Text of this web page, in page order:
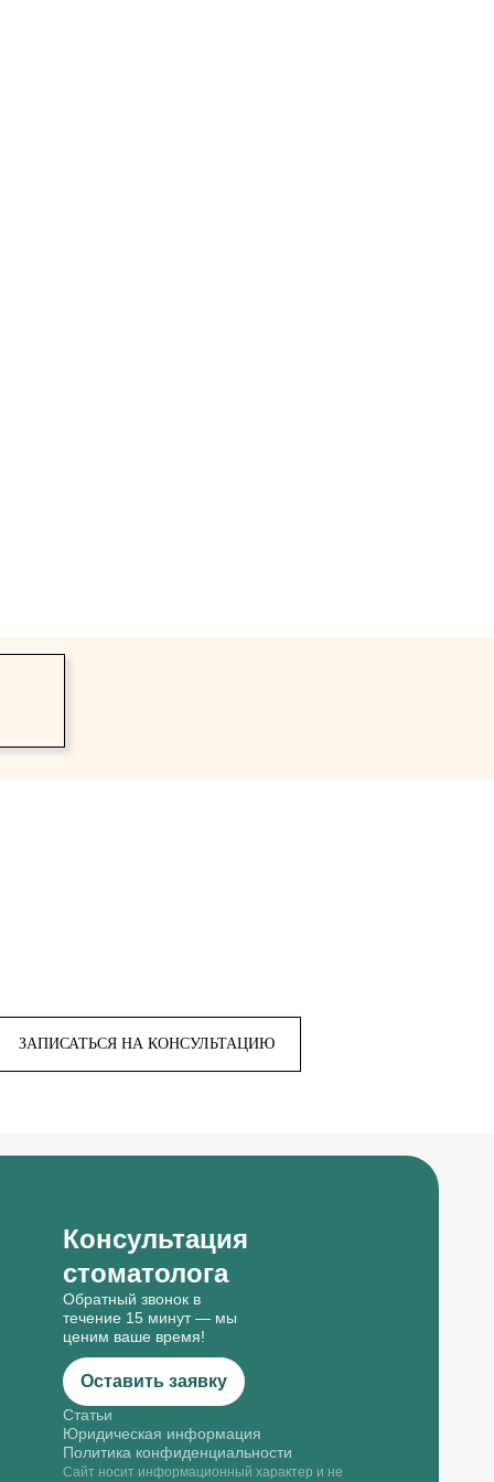
ЗАПИСАТЬСЯ НА КОНСУЛЬТАЦИЮ
Консультация
стоматолога
Обратный звонок в
течение 15 минут — мы
ценим ваше время!
Оставить заявку
Статьи
Юридическая информация
Политика конфиденциальности
Сайт носит информационный характер и не